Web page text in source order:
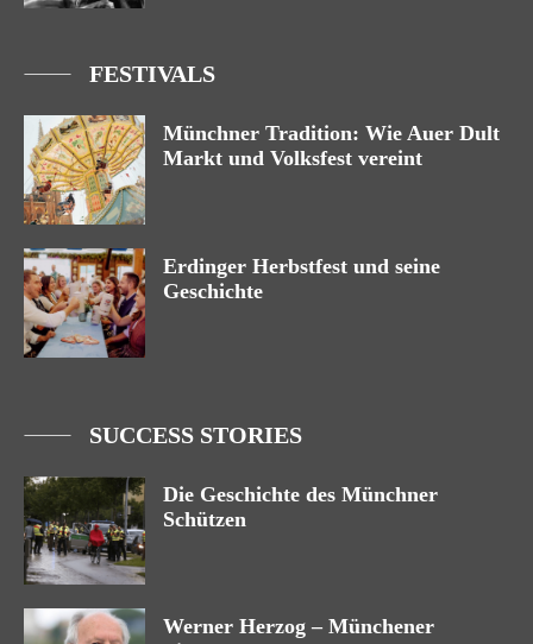
FESTIVALS
Münchner Tradition: Wie Auer Dult
Markt und Volksfest vereint
Erdinger Herbstfest und seine
Geschichte
SUCCESS STORIES
Die Geschichte des Münchner
Schützen
Werner Herzog – Münchener